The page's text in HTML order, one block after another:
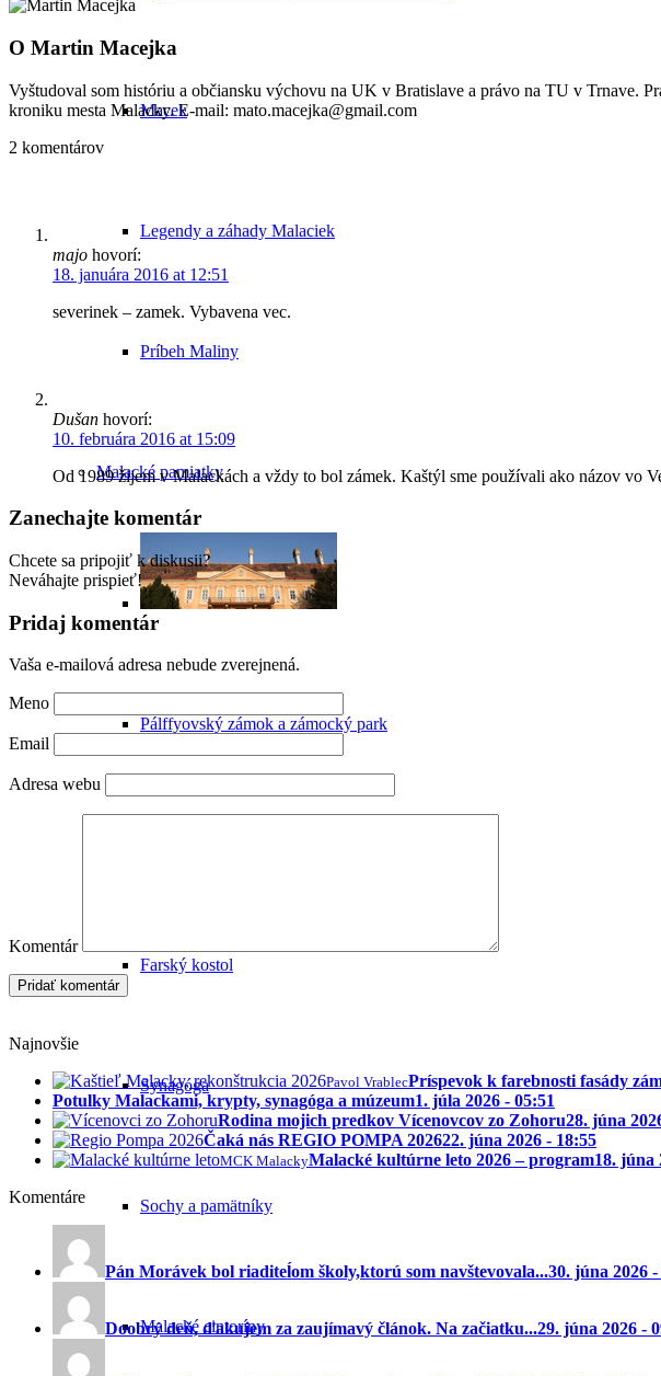
Macek
Legendy a záhady Malaciek
Príbeh Maliny
Malacké pamiatky
Pálffyovský zámok a zámocký park
Farský kostol
Synagóga
Sochy a pamätníky
Malacké cintoríny
O Martin Macejka
Vyštudoval som históriu a občiansku výchovu na UK v Bratislave a právo na TU v Trnave.
kroniku mesta Malacky. E-mail: mato.macejka@gmail.com
2 komentárov
majo hovorí:
18. januára 2016 at 12:51
severinek – zamek. Vybavena vec.
Dušan hovorí:
10. februára 2016 at 15:09
Od 1989 žijem v Malackách a vždy to bol zámek. Kaštýl sme používali ako názov vo
Zanechajte komentár
Chcete sa pripojiť k diskusii?
Neváhajte prispieť!
Pridaj komentár
Vaša e-mailová adresa nebude zverejnená.
Meno
Email
Adresa webu
Komentár
Najnovšie
Pavol VrablecPríspevok k farebnosti fasády
Potulky Malackami, krypty, synagóga a múzeum1. júla 2026 - 05:51
Rodina mojich predkov Vícenovcov zo Zohoru28. júna
Čaká nás REGIO POMPA 202622. júna 2026 - 18:55
MCK MalackyMalacké kultúrne leto 2026 – program18. júna
Komentáre
Pán Morávek bol riaditeĺom školy,ktorú som navštevovala...30. júna 2026
Doobrý deň, ďakujem za zaujímavý článok. Na začiatku...29. júna 2026 -